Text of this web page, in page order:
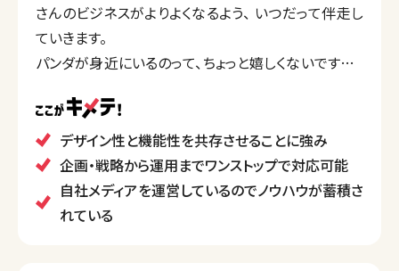
さんのビジネスがよりよくなるよう、 いつだって伴走し
ていきます。
パンダが身近にいるのって、ちょっと嬉しくないですか？
たくさんの人に知っていただけるように、 もっとたくさ
んのファンが増えるように、 しっかりと戦略を立てて、
より分かりやすく、 より伝わるような仕掛けを考えてい
ます。
デザイン性と機能性を共存させることに強み
企画・戦略から運用までワンストップで対応可能
自社メディアを運営しているのでノウハウが蓄積さ
れている